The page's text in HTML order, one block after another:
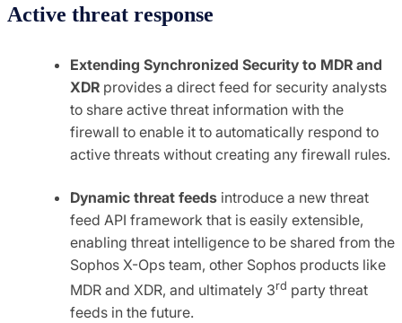
Active threat response
Extending Synchronized Security to MDR and
XDR provides a direct feed for security analysts
to share active threat information with the
firewall to enable it to automatically respond to
active threats without creating any firewall rules.
Dynamic threat feeds introduce a new threat
feed API framework that is easily extensible,
enabling threat intelligence to be shared from the
Sophos X-Ops team, other Sophos products like
MDR and XDR, and ultimately 3rd party threat
feeds in the future.